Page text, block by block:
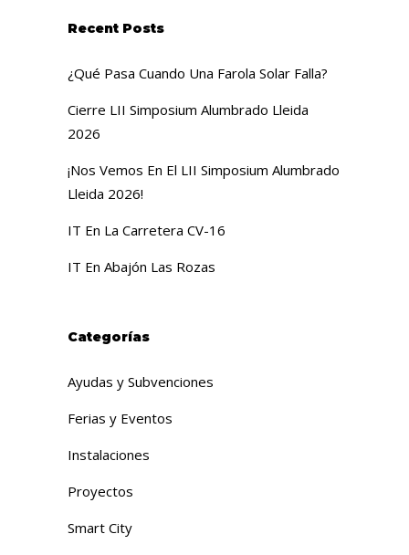
Recent Posts
¿Qué Pasa Cuando Una Farola Solar Falla?
Cierre LII Simposium Alumbrado Lleida
2026
¡Nos Vemos En El LII Simposium Alumbrado
Lleida 2026!
IT En La Carretera CV-16
IT En Abajón Las Rozas
Categorías
Ayudas y Subvenciones
Ferias y Eventos
Instalaciones
Proyectos
Smart City